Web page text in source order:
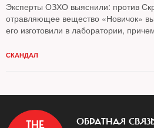
Эксперты ОЗХО выяснили: против
отравляющее вещество «Новичок»
его изготовили в лаборатории,
СКАНДАЛ
ОБРАТНАЯ